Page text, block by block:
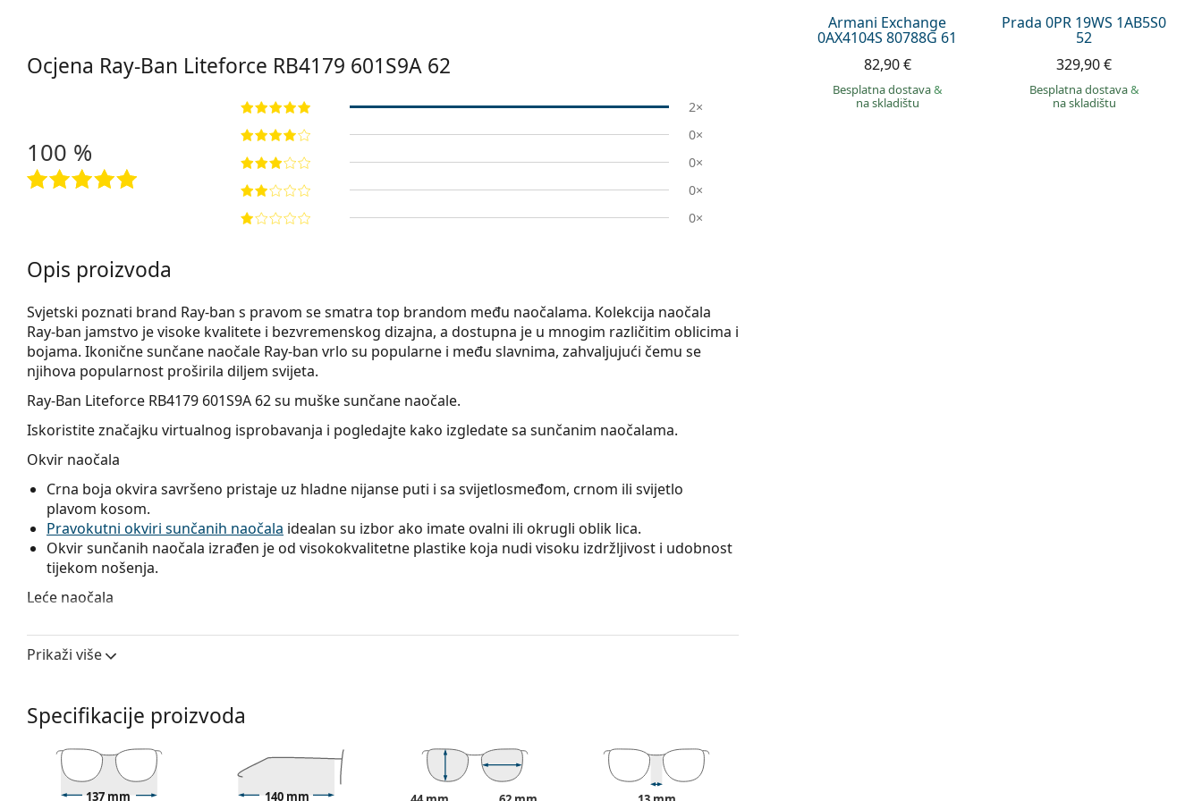
Armani Exchange
0AX4104S 80788G 61
82,90 €
Besplatna dostava&
na skladištu
Prada 0PR 19WS 1AB5S0
52
329,90 €
Besplatna dostava&
na skladištu
Ocjena Ray-Ban Liteforce RB4179 601S9A 62
100 %
2×
0×
0×
0×
0×
Opis proizvoda
Svjetski poznati brand Ray-ban s pravom se smatra top brandom među naočalama. Kolekcija naočala
Ray-ban jamstvo je visoke kvalitete i bezvremenskog dizajna, a dostupna je u mnogim različitim oblicima i
bojama. Ikonične sunčane naočale Ray-ban vrlo su popularne i među slavnima, zahvaljujući čemu se
njihova popularnost proširila diljem svijeta.
Ray-Ban Liteforce RB4179 601S9A 62su muške sunčane naočale.
Iskoristite značajku virtualnog isprobavanja i pogledajte kako izgledate sa sunčanim naočalama.
Okvir naočala
Crna boja okvira savršeno pristaje uz hladne nijanse puti i sa svijetlosmeđom, crnom ili svijetlo
plavom kosom.
Pravokutni okviri sunčanih naočala idealan su izbor ako imate ovalni ili okrugli oblik lica.
Okvir sunčanih naočala izrađen je od visokokvalitetne plastike koja nudi visoku izdržljivost i udobnost
tijekom nošenja.
Leće naočala
izobličuju boje.
Leće ovih sunčanih naočala izrađene su od plastike čije su neosporne prednosti mala težina
Zahvaljujući jedinstvenoj tehnologiji
neželjeni odsjaj i optimalno štite vid od UV zračenja. Poboljšavaju razlučivost, dubinu fokusa
i jednostavno izoštravanje.
Polarizirane naočale
filtriraju opasne odsjaje i bijelu reflektiranu svjetlost.
Zbog toga su sigurne i posebno prikladne za vozače, bicikliste, skijaše, ribiče, ali i kao modni dodatak
za svakodnevno nošenje.
Prikaži više
Specifikacije proizvoda
137 mm 140 mm